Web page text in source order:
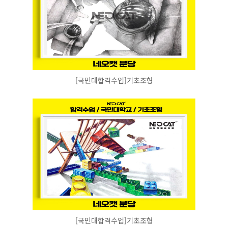
[국민대합격수업]기초조형
[국민대합격수업]기초조형